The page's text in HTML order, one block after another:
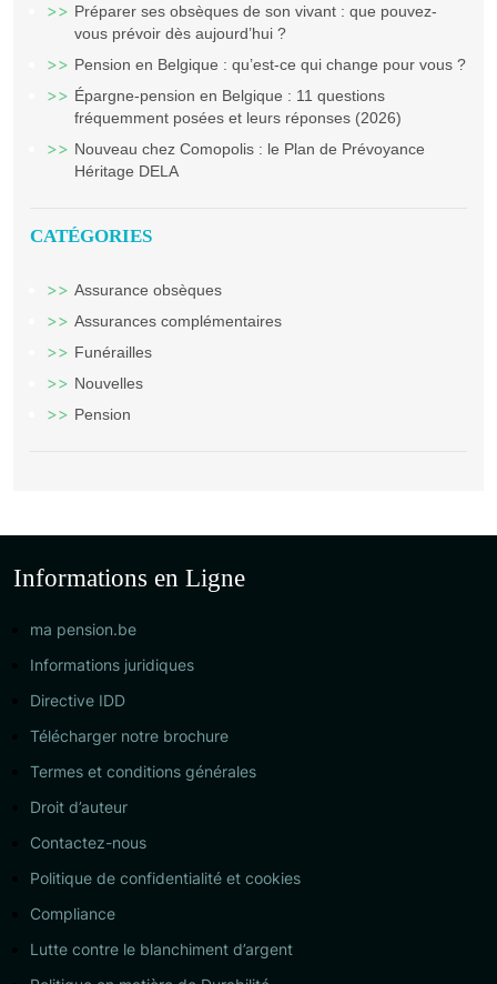
Préparer ses obsèques de son vivant : que pouvez-
vous prévoir dès aujourd’hui ?
Pension en Belgique : qu’est-ce qui change pour vous ?
Épargne-pension en Belgique : 11 questions
fréquemment posées et leurs réponses (2026)
Nouveau chez Comopolis : le Plan de Prévoyance
Héritage DELA
CATÉGORIES
Assurance obsèques
Assurances complémentaires
Funérailles
Nouvelles
Pension
Informations en Ligne
ma pension.be
Informations juridiques
Directive IDD
Télécharger notre brochure
Termes et conditions générales
Droit d’auteur
Contactez-nous
Politique de confidentialité et cookies
Compliance
Lutte contre le blanchiment d’argent